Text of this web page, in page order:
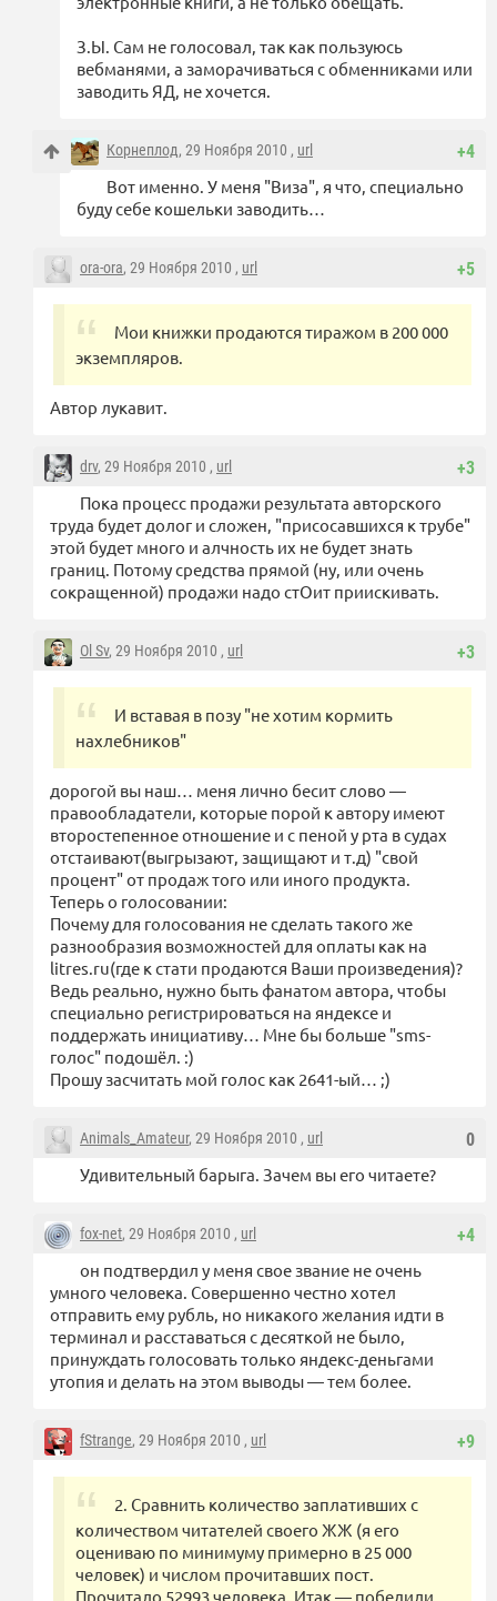
З.Ы. Сам не голосовал, так как пользуюсь
вебманями, а заморачиваться с обменниками или
заводить ЯД, не хочется.
+4
Корнеплод, 29 Ноября 2010 , url
Вот именно. У меня "Виза", я что, специально
буду себе кошельки заводить…
+5
ora-ora, 29 Ноября 2010 , url
Мои книжки продаются тиражом в 200 000
экземпляров.
Автор лукавит.
+3
drv, 29 Ноября 2010 , url
Пока процесс продажи результата авторского
труда будет долог и сложен, "присосавшихся к трубе"
этой будет много и алчность их не будет знать
границ. Потому средства прямой (ну, или очень
сокращенной) продажи надо стОит приискивать.
+3
Ol Sv, 29 Ноября 2010 , url
И вставая в позу "не хотим кормить
нахлебников"
дорогой вы наш… меня лично бесит слово —
правообладатели, которые порой к автору имеют
второстепенное отношение и с пеной у рта в судах
отстаивают(выгрызают, защищают и т.д) "свой
процент" от продаж того или иного продукта.
Теперь о голосовании:
Почему для голосования не сделать такого же
разнообразия возможностей для оплаты как на
litres.ru(где к стати продаются Ваши произведения)?
Ведь реально, нужно быть фанатом автора, чтобы
специально регистрироваться на яндексе и
поддержать инициативу… Мне бы больше "sms-
голос" подошёл. :)
Прошу засчитать мой голос как 2641-ый… ;)
0
Animals_Amateur, 29 Ноября 2010 , url
Удивительный барыга. Зачем вы его читаете?
+4
fox-net, 29 Ноября 2010 , url
он подтвердил у меня свое звание не очень
умного человека. Совершенно честно хотел
отправить ему рубль, но никакого желания идти в
терминал и расставаться с десяткой не было,
принуждать голосовать только яндекс-деньгами
утопия и делать на этом выводы — тем более.
+9
fStrange, 29 Ноября 2010 , url
2. Сравнить количество заплативших с
количеством читателей своего ЖЖ (я его
оцениваю по минимуму примерно в 25 000
человек) и числом прочитавших пост.
Прочитало 52993 человека. Итак — победили